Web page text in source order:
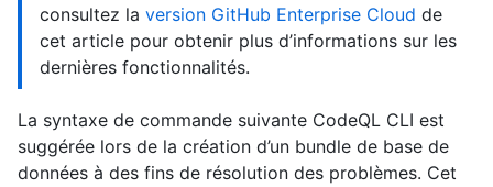
consultez la version GitHub Enterprise Cloud de
cet article pour obtenir plus d’informations sur les
dernières fonctionnalités.
La syntaxe de commande suivante CodeQL CLI est
suggérée lors de la création d’un bundle de base de
données à des fins de résolution des problèmes. Cet